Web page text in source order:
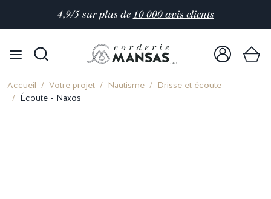
4,9/5 sur plus de 10 000 avis clients
Accueil Votre projet Nautisme
Drisse et écoute
Écoute - Naxos